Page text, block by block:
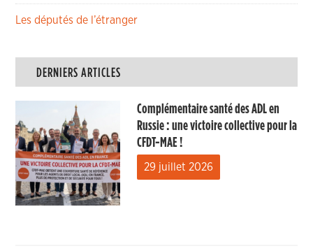
Les députés de l’étranger
DERNIERS ARTICLES
Complémentaire santé des ADL en
Russie : une victoire collective pour la
CFDT-MAE !
29 juillet 2026